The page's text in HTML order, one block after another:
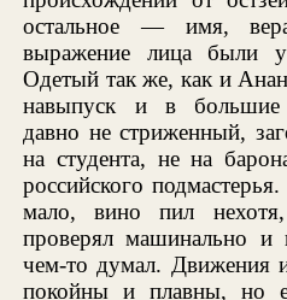
остальное — имя,
выражение лица были
Одетый так же, как и
навыпуск и в большие
давно не стриженный,
на студента, не на
российского
мало, вино пил
проверял машинально и
чем-то думал. Движения
покойны и плавны, но